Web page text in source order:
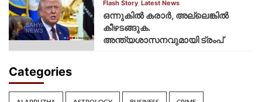
Flash Story Latest News
ഒന്നുകില്‍ കരാര്‍, അല്ലെങ്കില്‍
കീഴടങ്ങുക.
അന്ത്യശാസനവുമായി ട്രംപ്
Categories